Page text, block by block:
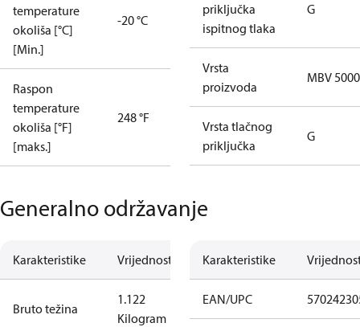
temperature
okoliša [°C]
[Min.]
-20 °C
Raspon
temperature
okoliša [°F]
[maks.]
248 °F
priključka
ispitnog tlaka
G
Vrsta
proizvoda
MBV 5000
Vrsta tlačnog
priključka
G
Generalno održavanje
Karakteristike Vrijednost
Bruto težina
1.122
Kilogram
Karakteristike
EAN/UPC